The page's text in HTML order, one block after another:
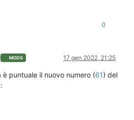
0
MODS 17 gen 2022, 21:25
puntuale il nuovo numero (61) del
: